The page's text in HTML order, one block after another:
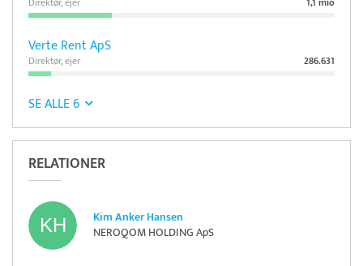
Verte Rent ApS
286.631
Direktør, ejer
SE ALLE 6
RELATIONER
Kim Anker Hansen
NEROQOM HOLDING ApS